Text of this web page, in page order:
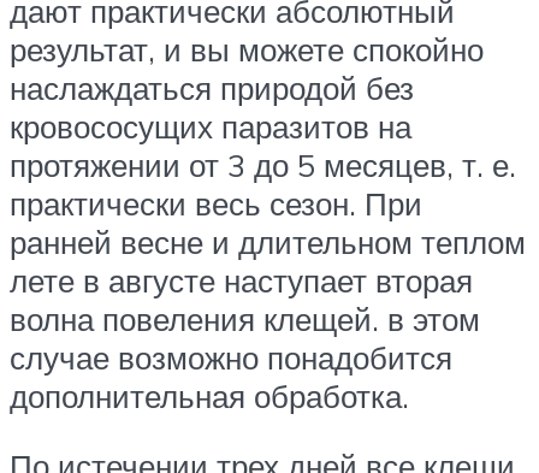
дают практически абсолютный
результат, и вы можете спокойно
наслаждаться природой без
кровососущих паразитов на
протяжении от 3 до 5 месяцев, т. е.
практически весь сезон. При
ранней весне и длительном теплом
лете в августе наступает вторая
волна повеления клещей. в этом
случае возможно понадобится
дополнительная обработка.